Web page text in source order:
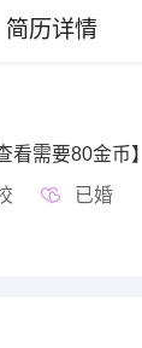
简历详情
看需要80金币】
已婚